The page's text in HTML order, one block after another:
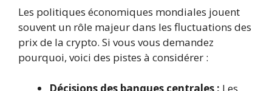
Les politiques économiques mondiales jouent
souvent un rôle majeur dans les fluctuations des
prix de la crypto. Si vous vous demandez
pourquoi, voici des pistes à considérer :
Décisions des banques centrales : Les